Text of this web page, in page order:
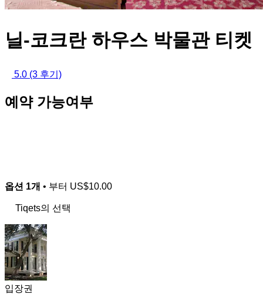
닐-코크란 하우스 박물관 티켓
5.0 (3 후기)
예약 가능여부
옵션 1개 • 부터 US$10.00
Tiqets의 선택
입장권